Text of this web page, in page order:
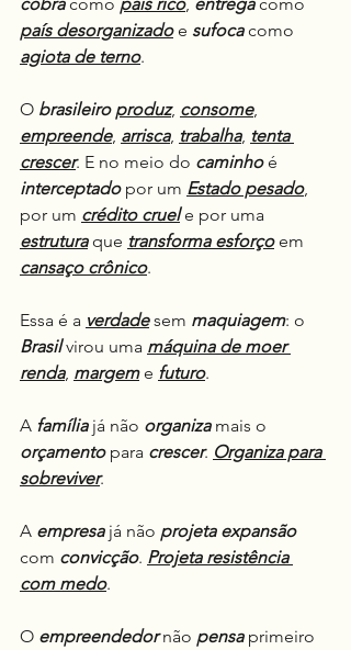
país desorganizado e sufoca como
agiota de terno.
O brasileiro produz, consome,
empreende, arrisca, trabalha, tenta
crescer. E no meio do caminho é
interceptado por um Estado pesado,
por um crédito cruel e por uma
estrutura que transforma esforço em
cansaço crônico.
Essa é a verdade sem maquiagem: o
Brasil virou uma máquina de moer
renda, margem e futuro.
A família já não organiza mais o
orçamento para crescer. Organiza para
sobreviver.
A empresa já não projeta expansão
com convicção. Projeta resistência
com medo.
O empreendedor não pensa primeiro